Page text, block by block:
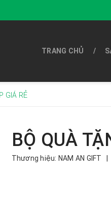
TRANG CHỦ
GIÁ RẺ
BỘ QUÀ
Thương hiệu: NAM AN GIFT